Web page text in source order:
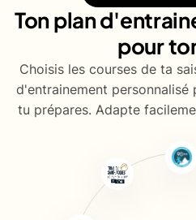
Ton plan
pour
Choisis les courses de ta
d'entrainement personnalisé
tu prépares. Adapte